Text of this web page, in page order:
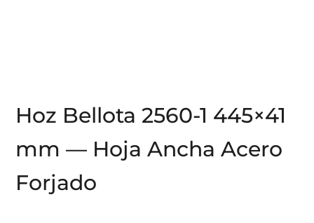
Hoz Bellota 2560-1 445×41
mm — Hoja Ancha Acero
Forjado